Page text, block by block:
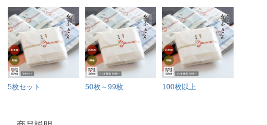
5枚セット 50枚～99枚 100枚以上